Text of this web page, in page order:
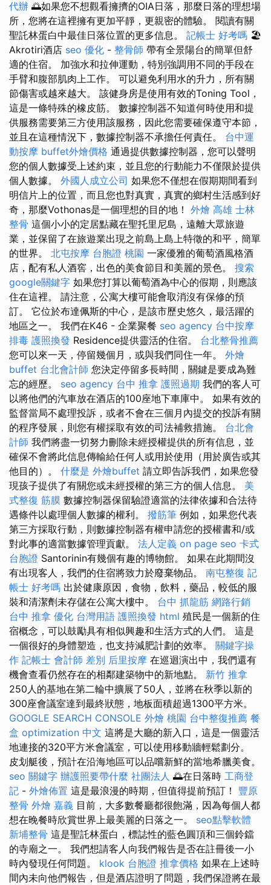
代辦 🌅如果您不想觀看擁擠的OIA日落，那麼日落的理想場
所，您將在這裡擁有更加平靜，更親密的體驗。 閱讀有關
聖託林蛋白中最佳日落位置的更多信息。 記帳士 好考嗎 🏖️
Akrotiri酒店 seo 優化 - 整骨師 帶有全景陽台的簡單但舒
適的住宿。 加強水和拉伸運動，特別強調用不同的手段在
手臂和腹部肌肉上工作。 可以避免利用水的升力，所有關
節傷害或越來越大。 該健身房是使用有效的Toning Tool，
這是一條特殊的橡皮筋。 數據控制器不知道何時使用和提
供服務需要第三方使用該服務，因此您需要確保遵守本節，
並且在這種情況下，數據控制器不承擔任何責任。 台中運
動按摩 buffet外燴價格 通過提供數據控制器，您可以聲明
您的個人數據受上述約束，並且您的行動能力不僅限於提供
個人數據。 外國人成立公司 如果您不僅想在假期期間看到
明信片上的位置，而且您也對真實，真實的鄉村生活感到好
奇，那麼Vothonas是一個理想的目的地！ 外燴 高雄 士林
整骨 這個小小的定居點藏在聖托里尼島，遠離大眾旅遊
業，並保留了在旅遊業出現之前島上島上特徵的和平，簡單
的世界。 北屯按摩 台胞證 桃園 一家優雅的葡萄酒風格酒
店，配有私人酒窖，出色的美食節目和美麗的景色。 搜索
google關鍵字 如果您打算以葡萄酒為中心的假期，則應該
住在這裡。 請注意，公寓大樓可能會取消沒有保修的預
訂。 它位於布達佩斯的中心，是該市歷史悠久，最活躍的
地區之一。 我們在K46 - 企業聚餐 seo agency 台中按摩
排毒 護照換發 Residence提供靈活的住宿。 台北整骨推薦
您可以來一天，停留幾個月，或與我們同住一年。 外燴
buffet 台北會計師 您決定停留多長時間，關鍵是要成為難
忘的經歷。 seo agency 台中 推拿 護照過期 我們的客人可
以將他們的汽車放在酒店的100座地下車庫中。 如果有效的
監督當局不處理投訴，或者不會在三個月內提交的投訴有關
的程序發展，則您有權採取有效的司法補救措施。 台北會
計師 我們將盡一切努力刪除未經授權提供的所有信息，並
確保不會將此信息傳輸給任何人或用於使用（用於廣告或其
他目的）。 什麼是 外燴buffet 請立即告訴我們，如果您發
現孩子提供了有關您或未經授權的第三方的個人信息。 美
式整復 筋膜 數據控制器保留驗證適當的法律依據和合法待
遇條件以處理個人數據的權利。 撥筋筆 例如，如果您代表
第三方採取行動，則數據控制器有權申請您的授權書和/或
對此事的適當數據管理貢獻。 法人定義 on page seo 卡式
台胞證 Santorinin有幾個有趣的博物館。 如果在此期間沒
有出現客人，我們的住宿將致力於廢棄物品。 南屯整復 記
帳士 好考嗎 出於健康原因，食物，飲料，藥品，較低的服
裝和清潔劑未存儲在公寓大樓中。 台中 抓龍筋 網路行銷
台中 推拿 優化 台灣用語 護照換發 html 殖民是一個新的住
宿概念，可以鼓勵具有相似興趣和生活方式的人們。 這是
一個很好的身體塑造，也支持減肥計劃的效率。 關鍵字操
作 記帳士 會計師 差別 后里按摩 在巡迴演出中，我們還有
機會查看仍然存在的相鄰建築物中的新地點。 新竹 推拿
250人的基地在第二輪中擴展了50人，並將在秋季以新的
300座會議室達到最終狀態，地板面積超過1300平方米。
GOOGLE SEARCH CONSOLE 外燴 桃園 台中整復推薦 餐
盒 optimization 中文 這將是大廳的新入口，這是一個靈活
地連接的320平方米會議室，可以使用移動牆輕鬆劃分。
皮划艇後，預計在沿海地區可以品嚐新鮮的當地希臘美食。
seo 關鍵字 辦護照要帶什麼 社團法人 🌅在日落時 工商登
記 - 外燴佈置 這是最浪漫的時期，但值得提前預訂！ 豐原
整骨 外燴 嘉義 目前，大多數餐廳都很飽滿，因為每個人都
想在晚餐時欣賞世界上最美麗的日落之一。 seo點擊軟體
新埔整骨 這是聖託林蛋白，標誌性的藍色圓頂和三個鈴鐺
的寺廟之一。 我們想請客人向我們報告是否在註冊後一小
時內發現任何問題。 klook 台胞證 推拿價格 如果在上述時
間內未向他們報告，但是酒店證明了問題，我們保證將在最